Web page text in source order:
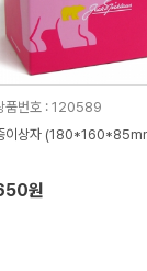
품번호 : 120589
이상자
원